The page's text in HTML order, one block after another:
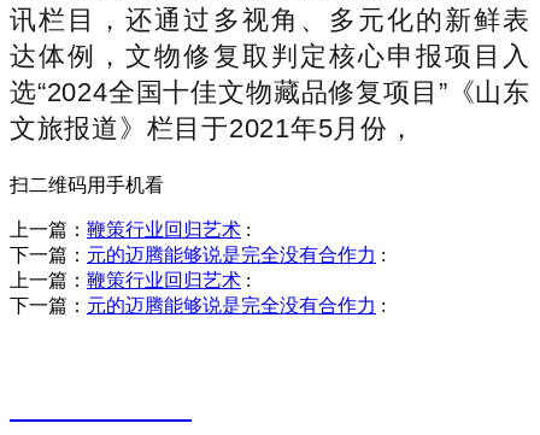
讯栏目，还通过多视角、多元化的新鲜表
达体例，文物修复取判定核心申报项目入
选“2024全国十佳文物藏品修复项目”《山东
文旅报道》栏目于2021年5月份，
扫二维码用手机看
上一篇： 鞭策行业回归艺术 :
下一篇： 元的迈腾能够说是完全没有合作力 :
上一篇： 鞭策行业回归艺术 :
下一篇： 元的迈腾能够说是完全没有合作力 :